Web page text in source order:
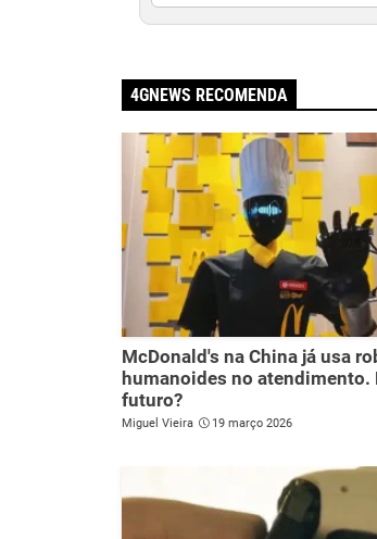
4GNEWS RECOMENDA
McDonald's na China já usa
humanoides no atendimento.
futuro?
Miguel Vieira 19 março 2026